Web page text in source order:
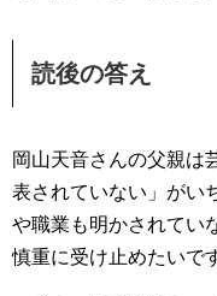
読後の答え
岡山天音さんの父親は
表されていない」がい
や職業も明かされてい
慎重に受け止めたいで